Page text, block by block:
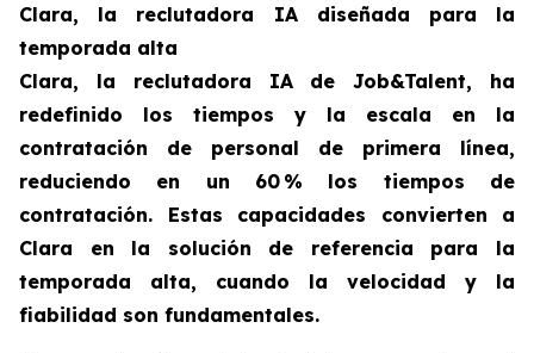
Clara, la reclutadora IA diseñada para la
temporada alta
Clara, la reclutadora IA de Job&Talent, ha
redefinido los tiempos y la escala en la
contratación de personal de primera línea,
reduciendo en un 60 % los tiempos de
contratación. Estas capacidades convierten a
Clara en la solución de referencia para la
temporada alta, cuando la velocidad y la
fiabilidad son fundamentales.